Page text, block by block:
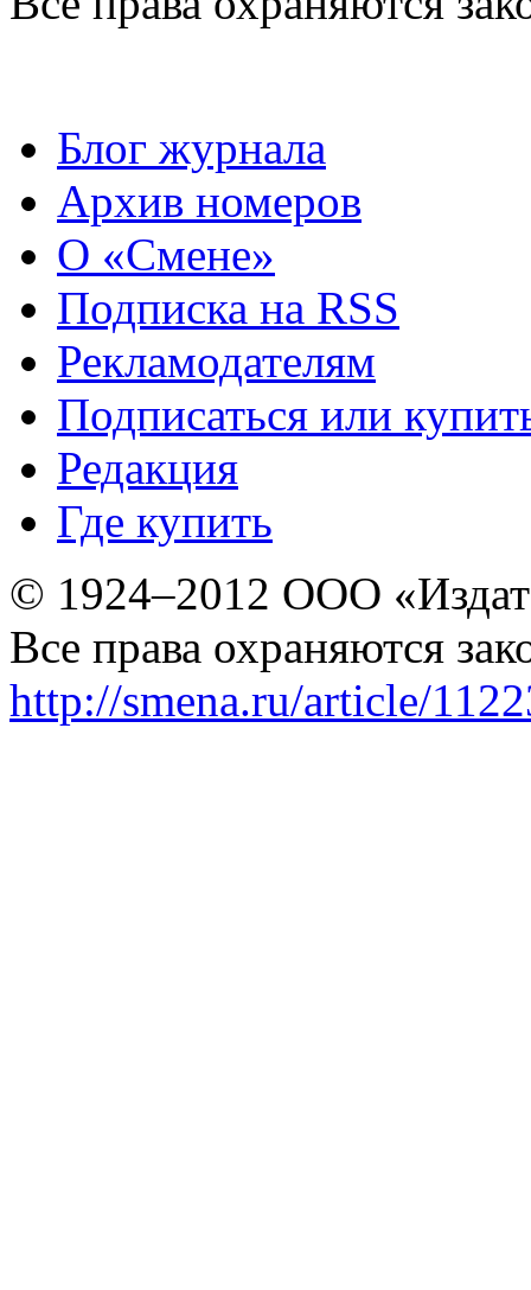
Блог журнала
Архив номеров
О «Смене»
Подписка на RSS
Рекламодателям
Подписаться или
Редакция
Где купить
© 1924–2012 ООО
Все права охраняются
http://smena.ru/article/